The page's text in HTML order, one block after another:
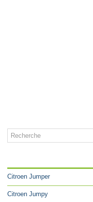
Citroen Jumper
Citroen Jumpy